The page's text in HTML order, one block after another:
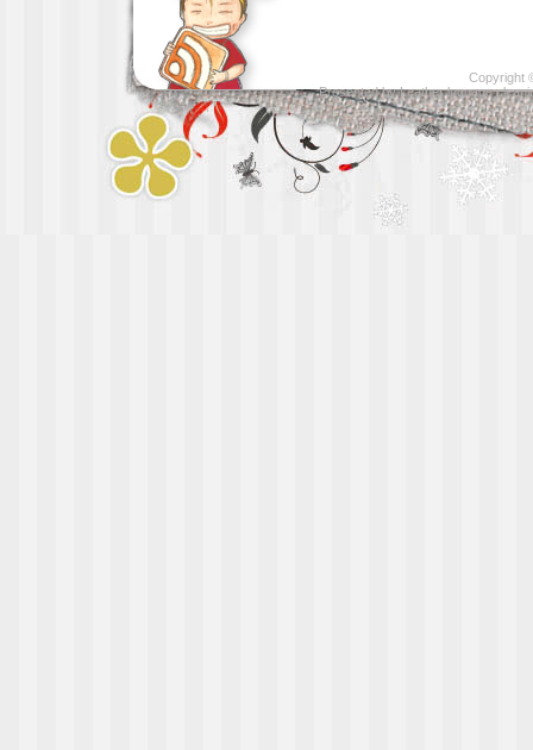
Copyright
Presented byLeather luggage